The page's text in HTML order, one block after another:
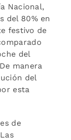
Nacional,
del 80% en
festivo de
del
manera
del
esta
de